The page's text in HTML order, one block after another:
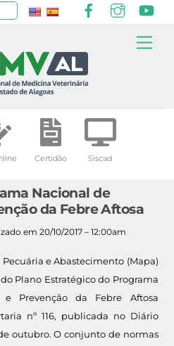
Certidão Siscad
Nacional de
da Febre Aftosa
em 20/10/2017 – 12:00am
e Abastecimento (Mapa)
Plano Estratégico do Programa
e Prevenção da Febre Aftosa
nº 116, publicada no Diário
outubro. O conjunto de normas